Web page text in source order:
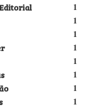
1
1
1
1
1
1
1
1